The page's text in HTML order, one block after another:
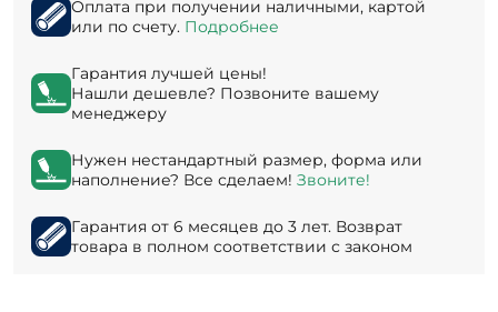
Оплата при получении наличными, картой
или по счету. Подробнее
Гарантия лучшей цены!
Нашли дешевле? Позвоните вашему
менеджеру
Нужен нестандартный размер, форма или
наполнение? Все сделаем! Звоните!
Гарантия от 6 месяцев до 3 лет. Возврат
товара в полном соответствии с законом